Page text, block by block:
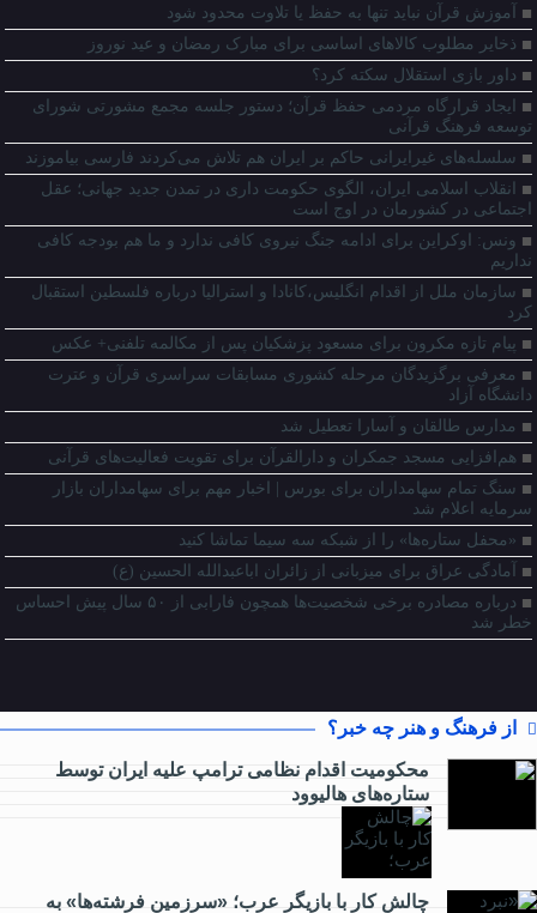
آموزش قرآن نباید تنها به حفظ یا تلاوت محدود شود
ذخایر مطلوب کالاهای اساسی برای مبارک رمضان و عید نوروز
داور بازی استقلال سکته کرد؟
ایجاد قرارگاه مردمی حفظ قرآن؛ دستور جلسه مجمع مشورتی شورای
توسعه فرهنگ قرآنی
سلسله‌های غیرایرانی حاکم بر ایران هم تلاش می‌کردند فارسی بیاموزند
انقلاب اسلامی ایران، الگوی حکومت داری در تمدن جدید جهانی؛ عقل
اجتماعی در کشورمان در اوج است
ونس: اوکراین برای ادامه جنگ نیروی کافی ندارد و ما هم بودجه کافی
نداریم
سازمان ملل از اقدام انگلیس،کانادا و استرالیا درباره فلسطین استقبال
کرد
پیام تازه مکرون برای مسعود پزشکیان پس از مکالمه تلفنی+ عکس
معرفی برگزیدگان مرحله کشوری مسابقات سراسری قرآن و عترت
دانشگاه آزاد
مدارس طالقان و آسارا تعطیل شد
هم‌افزایی مسجد جمکران و دارالقرآن برای تقویت فعالیت‌های قرآنی
سنگ تمام سهامداران برای بورس | اخبار مهم برای سهامداران بازار
سرمایه اعلام شد
«محفل ستاره‌ها» را از شبکه سه سیما تماشا کنید
آمادگی عراق برای میزبانی از زائران اباعبدالله الحسین (ع)
درباره مصادره برخی شخصیت‌ها همچون فارابی از ۵۰ سال پیش احساس
خطر شد
از فرهنگ و هنر چه خبر؟
محکومیت اقدام نظامی ترامپ علیه ایران توسط
ستاره‌های هالیوود
چالش کار با بازیگر عرب؛ «سرزمین فرشته‌ها» به
از
کارآفرینی